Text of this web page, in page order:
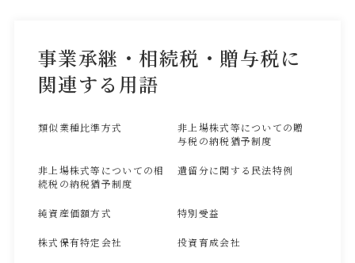
事業承継・相続税・贈与税に
関連する用語
類似業種比準方式
非上場株式等についての贈
与税の納税猶予制度
非上場株式等についての相
続税の納税猶予制度
遺留分に関する民法特例
純資産価額方式 特別受益
株式保有特定会社 投資育成会社